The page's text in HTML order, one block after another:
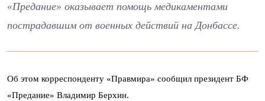
«Предание» оказывает помощь медикаментами
пострадавшим от военных действий на Донбассе.
Об этом корреспонденту «Правмира» сообщил президент БФ
«Предание» Владимир Берхин.